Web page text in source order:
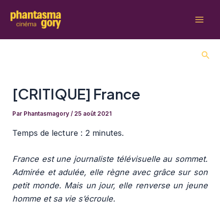
[CRITIQUE] France
Par Phantasmagory/ 25 août 2021
Temps de lecture : 2 minutes.
France est une journaliste télévisuelle au sommet.
Admirée et adulée, elle règne avec grâce sur son
petit monde. Mais un jour, elle renverse un jeune
homme et sa vie s’écroule.